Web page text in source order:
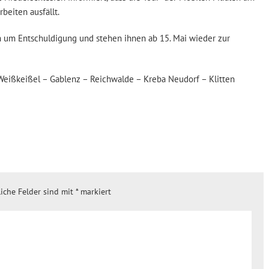
ausfällt.
Entschuldigung und stehen ihnen ab 15. Mai wieder zur
– Gablenz – Reichwalde – Kreba Neudorf – Klitten
Felder sind mit *markiert